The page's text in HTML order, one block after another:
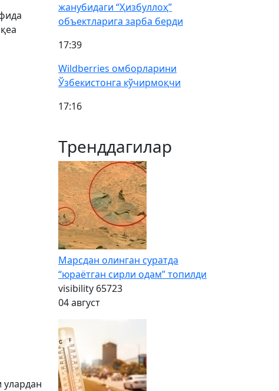
улардан
жанубидаги “Ҳизбуллоҳ”
объектларига зарба берди
17:39
Wildberries омборларини
Ўзбекистонга кўчирмоқчи
17:16
Тренддагилар
Марсдан олинган суратда
“юраётган сирли одам” топилди
visibility 65723
04 август